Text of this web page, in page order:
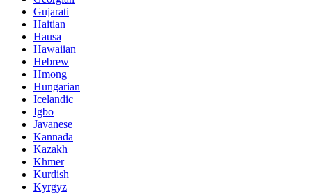
Gujarati
Haitian
Hausa
Hawaiian
Hebrew
Hmong
Hungarian
Icelandic
Igbo
Javanese
Kannada
Kazakh
Khmer
Kurdish
Kyrgyz